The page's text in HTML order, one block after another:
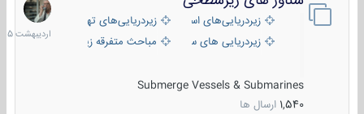
زیردریایی‌های استراتژیکزیردریایی‌های تهاجمی
زیردریایی های سبک
مباحث متفرقه زیرسطحی
Submerge Vessels & Submarines
1,540 ارسال ها
1405